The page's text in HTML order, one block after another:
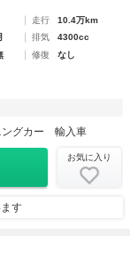
走行
10.4万km
排気
4300cc
修復
なし
グカー 輸入車
お気に入り
す